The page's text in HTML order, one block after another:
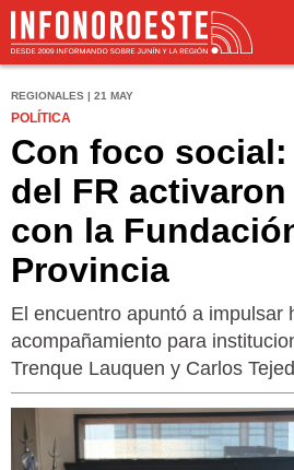
REGIONALES | 21 MAY
POLÍTICA
Con foco
del FR
con la
Provincia
El encuentro apuntó a impulsar
acompañamiento para
Trenque Lauquen y Carlos